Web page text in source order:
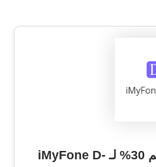
احصل على قسيمة خصم 30% لـ iMyFone D-